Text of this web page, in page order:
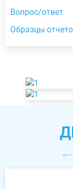
Вопрос/ответ
Образцы